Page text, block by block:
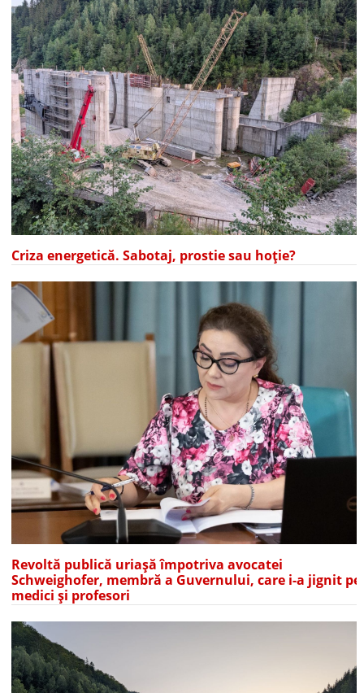
Criza energetică. Sabotaj, prostie sau hoție?
Revoltă publică uriașă împotriva avocatei
Schweighofer, membră a Guvernului, care i-a jignit pe
medici și profesori